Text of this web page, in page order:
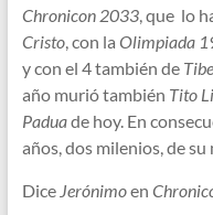
Chronicon 2033, que lo
Cristo, con la Olimpiada
y con el 4 también de
año murió también Tito
Paduade hoy. En
años, dos milenios, de su
Dice Jerónimoen